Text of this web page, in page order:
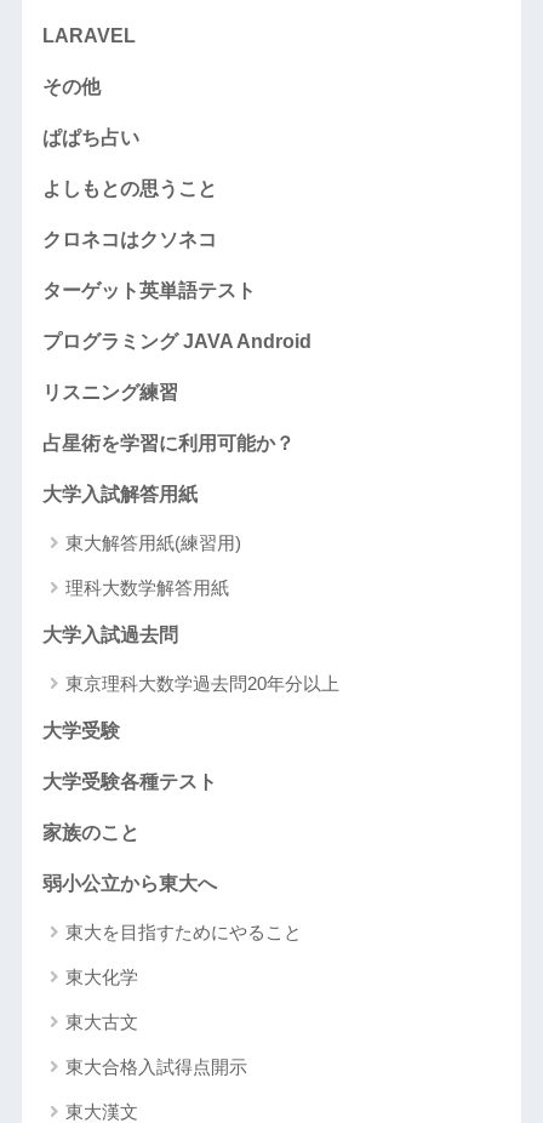
LARAVEL
その他
ぱぱち占い
よしもとの思うこと
クロネコはクソネコ
ターゲット英単語テスト
プログラミング JAVA Android
リスニング練習
占星術を学習に利用可能か？
大学入試解答用紙
東大解答用紙(練習用)
理科大数学解答用紙
大学入試過去問
東京理科大数学過去問20年分以上
大学受験
大学受験各種テスト
家族のこと
弱小公立から東大へ
東大を目指すためにやること
東大化学
東大古文
東大合格入試得点開示
東大漢文